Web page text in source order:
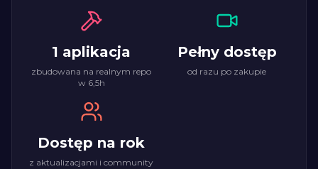
1 aplikacja
zbudowana na realnym repo
w 6,5h
Pełny dostęp
od razu po zakupie
Dostęp na rok
z aktualizacjami i community